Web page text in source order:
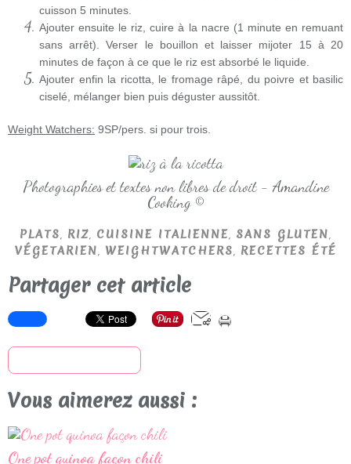
cuisson 5 minutes.
Ajouter ensuite le riz, cuire à la nacre (1 minute en remuant
sans arrêt). Verser le bouillon et laisser mijoter 15 à 20
minutes de façon à ce que le riz est absorbé le liquide.
Ajouter enfin la ricotta, le fromage râpé, du poivre et basilic
ciselé, mélanger bien puis déguster aussitôt.
Weight Watchers: 9SP/pers. si pour trois.
Photographies et textes non libres de droit - Amandine
Cooking ©
PLATS, RIZ, CUISINE ITALIENNE, SANS GLUTEN,
VÉGETARIEN, WEIGHTWATCHERS, RECETTES ÉTÉ
Partager cet article
Vous aimerez aussi :
One pot quinoa façon chili